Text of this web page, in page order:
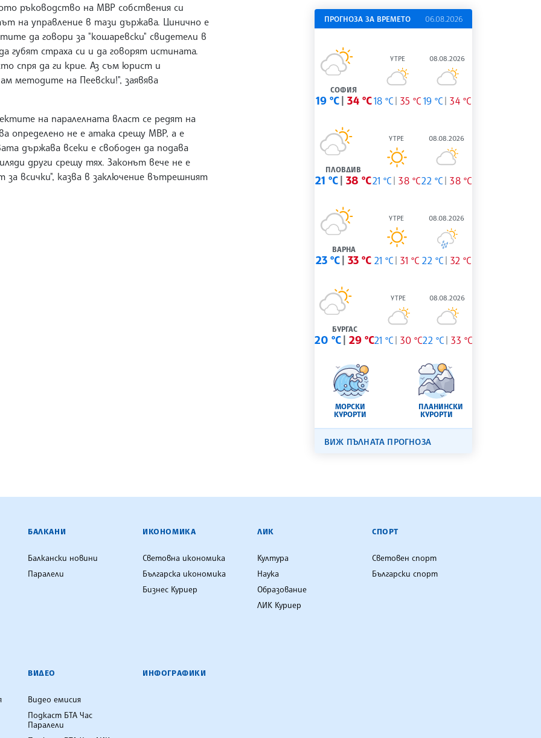
ръководство на МВР собствения си
на управление в тази държава. Цинично е
да говори за "кошаревски" свидетели в
губят страха си и да говорят истината.
спря да ги крие. Аз съм юрист и
методите на Пеевски!", заявява
на паралелната власт се редят на
определено не е атака срещу МВР, а е
държава всеки е свободен да подава
други срещу тях. Законът вече не е
всички", казва в заключение вътрешният
ПРОГНОЗА ЗА ВРЕМЕТО 06.08.2026
СОФИЯ
19 °C 34 °C
УТРЕ
18 °C 35 °C
08.08.2026
19 °C 34 °C
ПЛОВДИВ
21 °C 38 °C
УТРЕ
21 °C 38 °C
08.08.2026
22 °C 38 °C
ВАРНА
23 °C 33 °C
УТРЕ
21 °C 31 °C
08.08.2026
22 °C 32 °C
БУРГАС
20 °C 29 °C
УТРЕ
21 °C 30 °C
08.08.2026
22 °C 33 °C
МОРСКИ
КУРОРТИ
ПЛАНИНСКИ
КУРОРТИ
ВИЖ ПЪЛНАТА ПРОГНОЗА
БАЛКАНИ
Балкански новини
Паралели
ИКОНОМИКА
Световна икономика
Българска икономика
Бизнес Куриер
ЛИК
Култура
Наука
Образование
ЛИК Куриер
СПОРТ
Световен спорт
Български спорт
ВИДЕО
Видео емисия
Подкаст БТА Час
Паралели
ИНФОГРАФИКИ